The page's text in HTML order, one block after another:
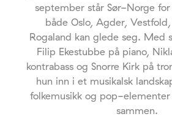
september står Sør-Norge
både Oslo, Agder,
Rogaland kan glede seg.
Filip Ekestubbe på piano,
kontrabass og Snorre Kirk på
hun inn i et musikalsk
folkemusikk og pop-
sammen.